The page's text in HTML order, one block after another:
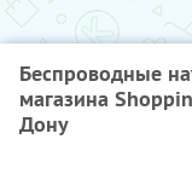
Беспроводные
магазина
Дону